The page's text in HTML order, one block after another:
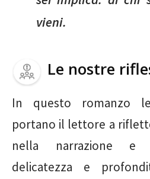
vieni.
Le nostre
In questo romanzo
portano il lettore a
nella narrazione e
delicatezza e